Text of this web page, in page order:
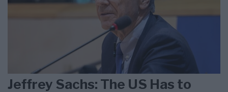
Jeffrey Sachs: The US Has to